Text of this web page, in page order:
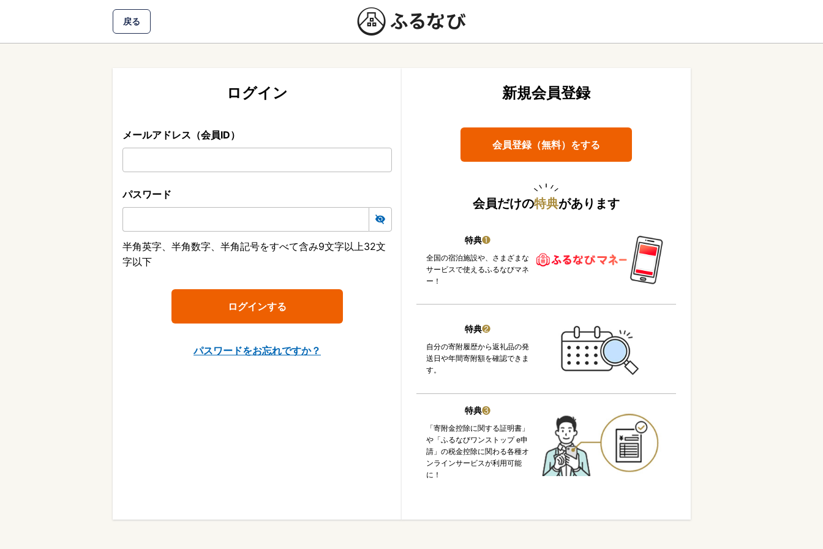
戻る
ログイン
メールアドレス（会員ID）
パスワード
半角英字、半角数字、半角記号をすべて含み9文字以上32文
字以下
パスワードをお忘れですか？
新規会員登録
会員登録（無料）をする
会員だけの特典があります
特典❶
全国の宿泊施設や、さまざまな
サービスで使えるふるなびマネ
ー！
特典❷
自分の寄附履歴から返礼品の発
送日や年間寄附額を確認できま
す。
特典❸
「寄附金控除に関する証明書」
や「ふるなびワンストップ e申
請」の税金控除に関わる各種オ
ンラインサービスが利用可能
に！